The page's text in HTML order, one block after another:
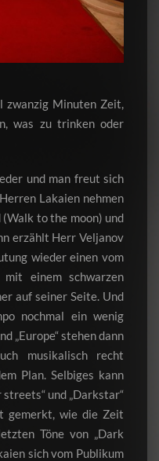
zwanzig Minuten Zeit,
was zu trinken oder
und man freut sich
Lakaien nehmen
to the moon) und
erzählt Herr Veljanov
wieder einen vom
einem schwarzen
auf seiner Seite. Und
nochmal ein wenig
„Europe“ stehen dann
musikalisch recht
Plan. Selbiges kann
streets“ und „Darkstar“
gemerkt, wie die Zeit
Töne von „Dark
sich vom Publikum